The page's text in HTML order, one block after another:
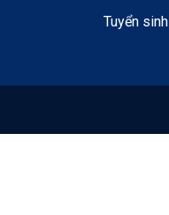
Tuyển sinh